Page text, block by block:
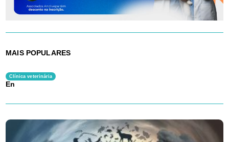
MAIS POPULARES
Clínica veterinária
En